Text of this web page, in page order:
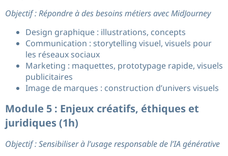
Objectif : Répondre à des besoins métiers avec MidJourney
Design graphique : illustrations, concepts
Communication : storytelling visuel, visuels pour
les réseaux sociaux
Marketing : maquettes, prototypage rapide, visuels
publicitaires
Image de marques : construction d’univers visuels
Module 5 : Enjeux créatifs, éthiques et
juridiques (1h)
Objectif : Sensibiliser à l’usage responsable de l’IA générative